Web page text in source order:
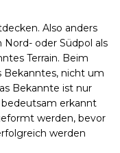
Also anders
Nord- oder Südpol als
Terrain. Beim
nicht um
Bekannte ist nur
erkannt
werden, bevor
werden